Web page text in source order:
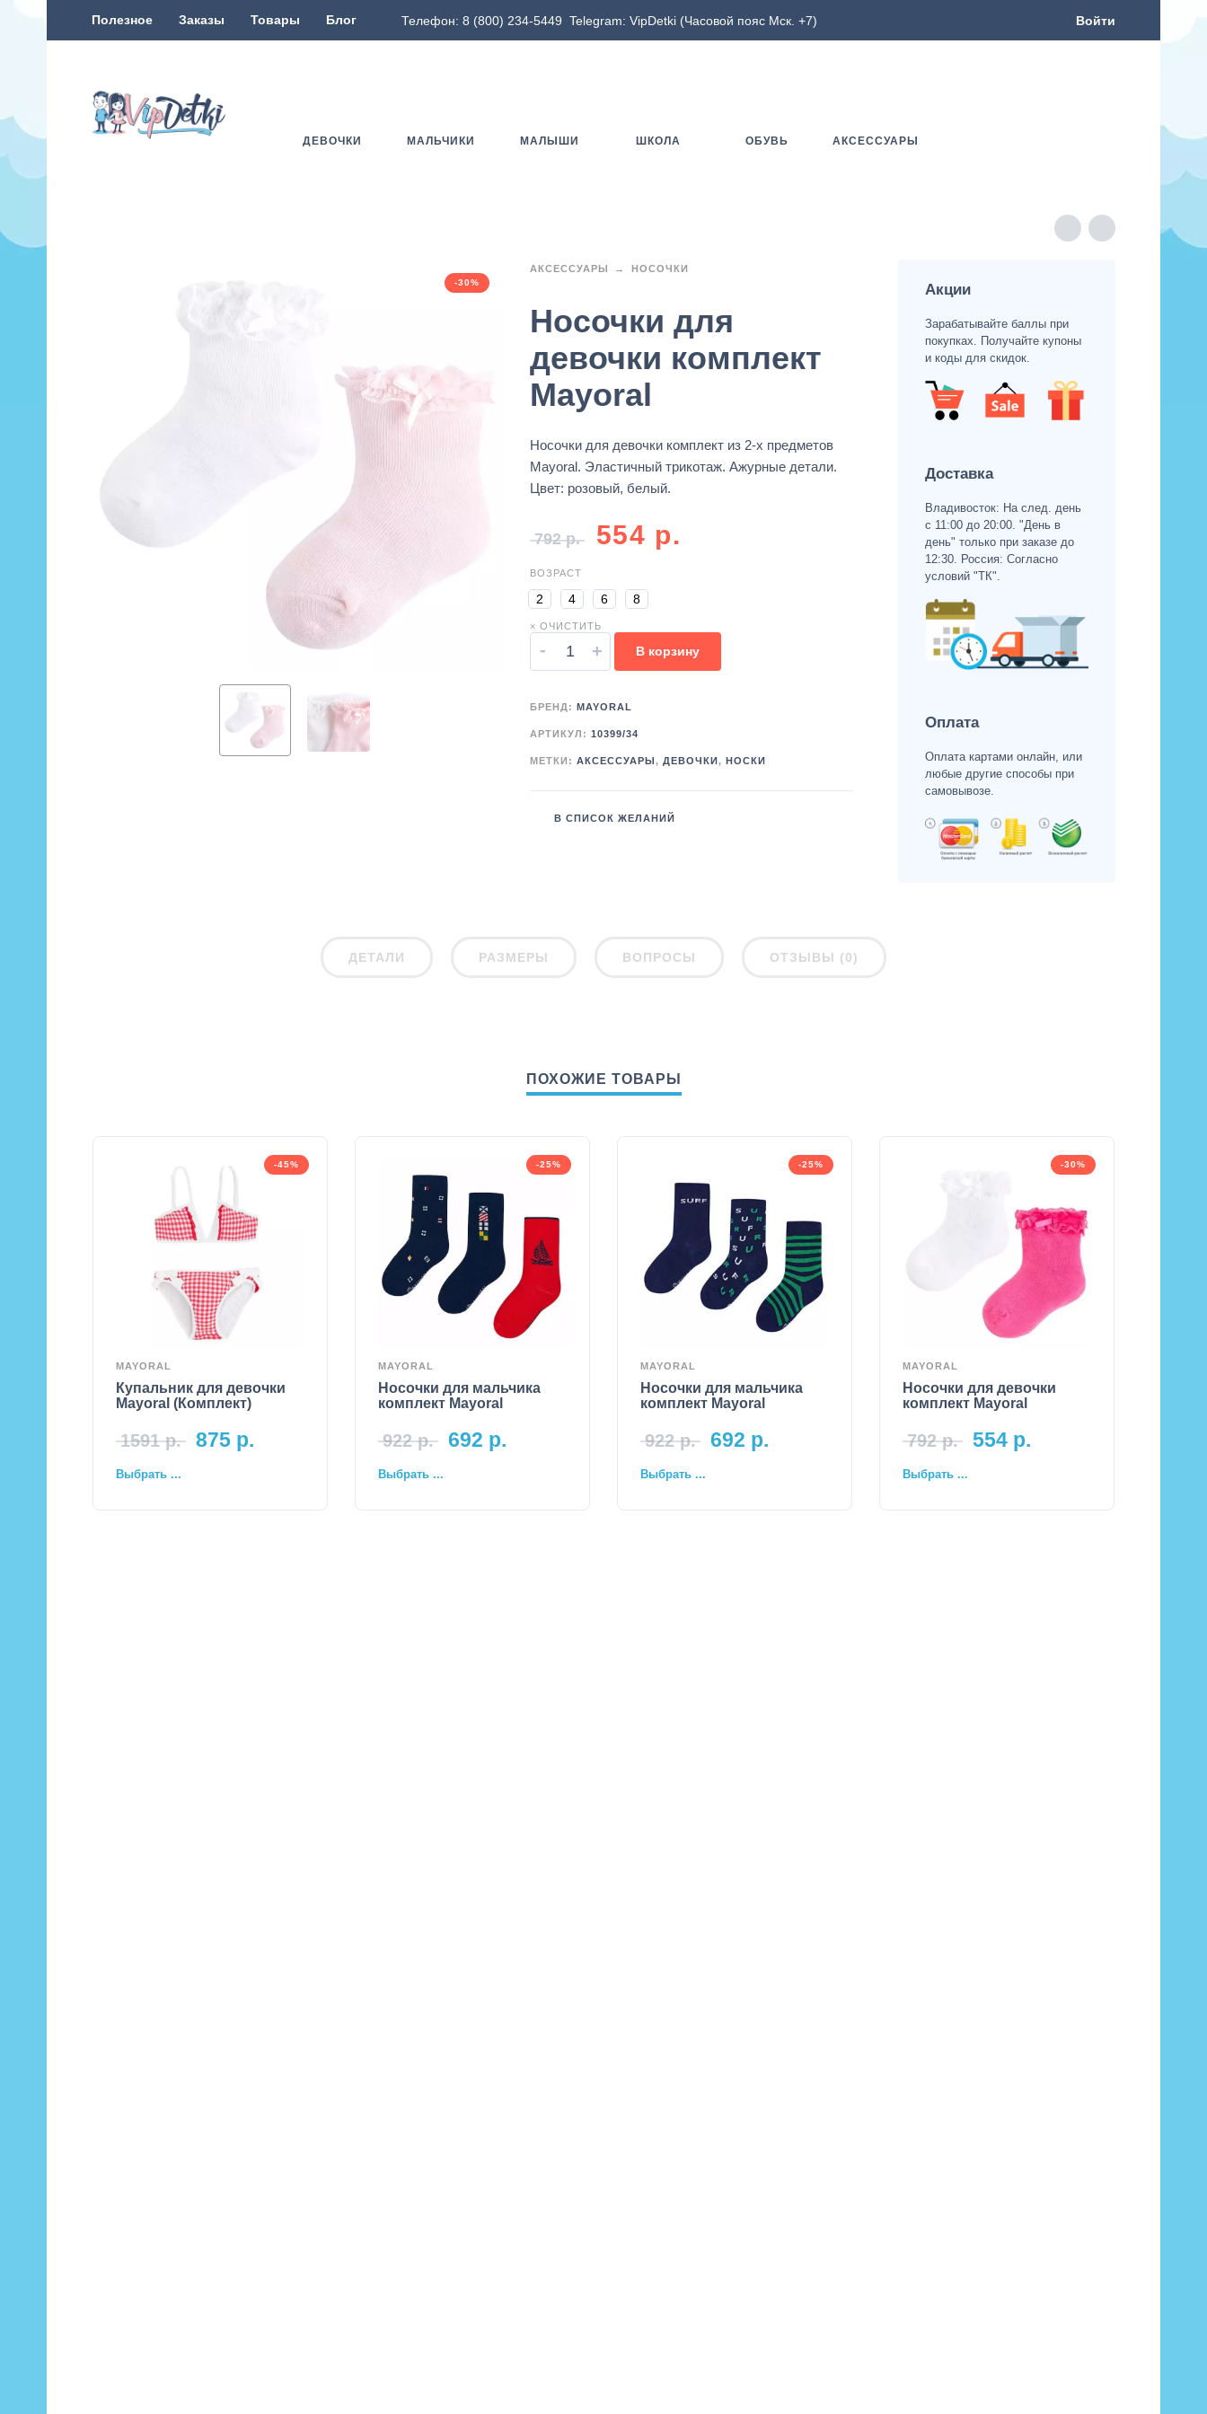
Полезное Заказы Товары Блог Телефон: 8 (800) 234-5449 Telegram: VipDetki (Часовой пояс Мск. +7) Войти
ДЕВОЧКИ МАЛЬЧИКИ МАЛЫШИ ШКОЛА ОБУВЬ АКСЕССУАРЫ
-30%
АКСЕССУАРЫ НОСОЧКИ
Носочки для
девочки комплект
Mayoral
Носочки для девочки комплект из 2-х предметов
Mayoral. Эластичный трикотаж. Ажурные детали.
Цвет: розовый, белый.
792р. 554 р.
ВОЗРАСТ
2 4 6 8
× ОЧИСТИТЬ
- + В корзину
БРЕНД: MAYORAL
АРТИКУЛ: 10399/34
МЕТКИ: АКСЕССУАРЫ , ДЕВОЧКИ , НОСКИ
В СПИСОК ЖЕЛАНИЙ
Акции
Зарабатывайте баллы при
покупках. Получайте купоны
и коды для скидок.
Доставка
Владивосток: На след. день
с 11:00 до 20:00. "День в
день" только при заказе до
12:30. Россия: Согласно
условий "ТК".
Оплата
Оплата картами онлайн, или
любые другие способы при
самовывозе.
ДЕТАЛИ РАЗМЕРЫ ВОПРОСЫ ОТЗЫВЫ (0)
ПОХОЖИЕ ТОВАРЫ
-45%
MAYORAL
Купальник для девочки
Mayoral (Комплект)
1591р. 875 р.
Выбрать ...
-25%
MAYORAL
Носочки для мальчика
комплект Mayoral
922р. 692 р.
Выбрать ...
-25%
MAYORAL
Носочки для мальчика
комплект Mayoral
922р. 692 р.
Выбрать ...
-30%
MAYORAL
Носочки для девочки
комплект Mayoral
792р. 554 р.
Выбрать ...